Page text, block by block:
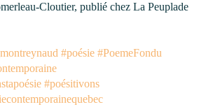
Cloutier, publié chez La Peuplade
#poésie #PoemeFondu
#poésitivons